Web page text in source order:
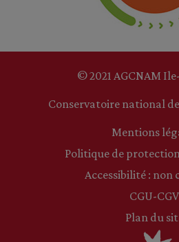
© 2021 AGCNAM
Conservatoire national
Mentions
Politique de
Accessibilité : non
CGU-CGV
Plan du